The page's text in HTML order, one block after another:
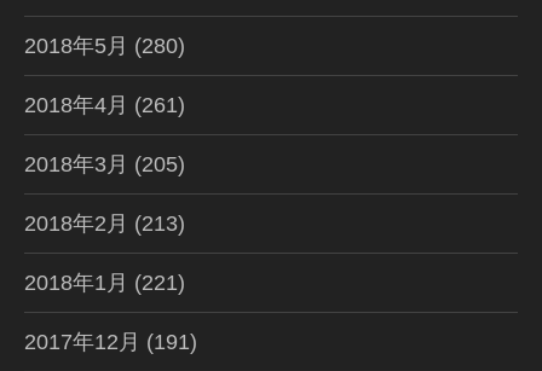
2018年5月 (280)
2018年4月 (261)
2018年3月 (205)
2018年2月 (213)
2018年1月 (221)
2017年12月 (191)